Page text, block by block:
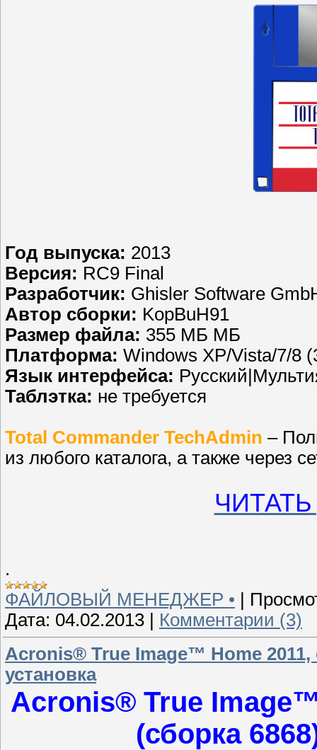
Год выпуска: 2013
Версия: RC9 Final
Разработчик: Ghisler Software
Автор сборки: KopBuH91
Размер файла: 355 МБ МБ
Платформа: Windows XP/Vista/7/8
Язык интерфейса:
Таблэтка: не требуется
Total Commander TechAdmin –
из любого каталога, а также через
.
ФАЙЛОВЫЙ МЕНЕДЖЕР •
Дата: 04.02.2013
Комментарии (3)
Acronis® True Image™ Home 2011,
установка
Acronis® True
(сборка